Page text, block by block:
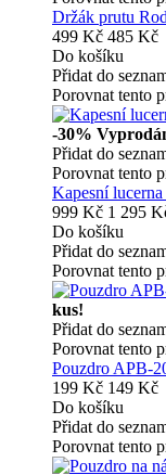
Držák prutu
499 Kč 485 Kč
Do košíku
Přidat do
Porovnat tento
-30%
Přidat do
Porovnat tento
Kapesní
999 Kč 1 295
Do košíku
Přidat do
Porovnat tento
kus!
Přidat do
Porovnat tento
Pouzdro APB-
199 Kč 149 Kč
Do košíku
Přidat do
Porovnat tento